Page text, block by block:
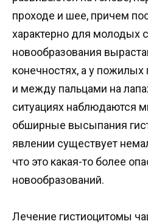
проходе и шее, причем
характерно для молодых
новообразования
конечностях, а у
и между пальцами на
ситуациях наблюдаются
обширные высыпания
явлении существует
что это какая-то более
новообразований.
Лечение гистиoцитомы